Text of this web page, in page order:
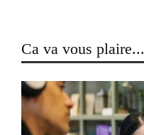
Ca va vous plaire...